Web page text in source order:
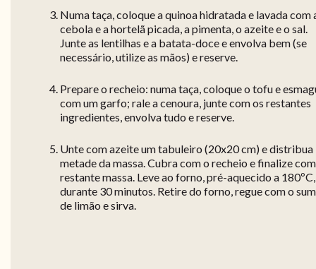
Numa taça, coloque a quinoa hidratada e lavada com
cebola e a hortelã picada, a pimenta, o azeite e o sal.
Junte as lentilhas e a batata-doce e envolva bem (se
necessário, utilize as mãos) e reserve.
Prepare o recheio: numa taça, coloque o tofu e
com um garfo; rale a cenoura, junte com os restantes
ingredientes, envolva tudo e reserve.
Unte com azeite um tabuleiro (20x20 cm) e distribua
metade da massa. Cubra com o recheio e finalize
restante massa. Leve ao forno, pré-aquecido a 180ºC,
durante 30 minutos. Retire do forno, regue com o
de limão e sirva.